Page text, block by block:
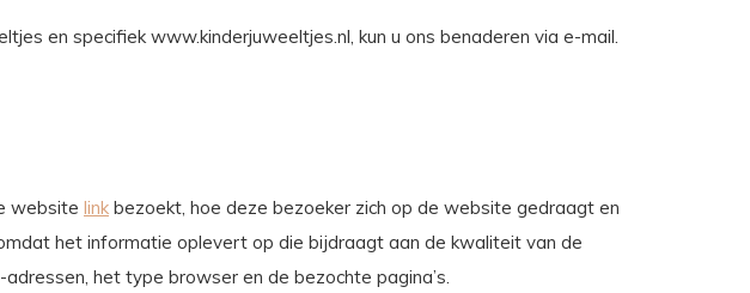
en specifiek www.kinderjuweeltjes.nl, kun u ons benaderen via e-mail.
website link bezoekt, hoe deze bezoeker zich op de website gedraagt en
het informatie oplevert op die bijdraagt aan de kwaliteit van de
het type browser en de bezochte pagina’s.